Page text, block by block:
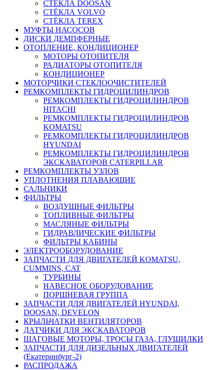
СТЁКЛА DOOSAN
СТЁКЛА VOLVO
СТЁКЛА TEREX
МУФТЫ НАСОСОВ
ДИСКИ ДЕМПФЕРНЫЕ
ОТОПЛЕНИЕ, КОНДИЦИОНЕР
МОТОРЫ ОТОПИТЕЛЯ
РАДИАТОРЫ ОТОПИТЕЛЯ
КОНДИЦИОНЕР
МОТОРЧИКИ СТЕКЛООЧИСТИТЕЛЕЙ
РЕМКОМПЛЕКТЫ ГИДРОЦИЛИНДРОВ
РЕМКОМПЛЕКТЫ ГИДРОЦИЛИНДРОВ
HITACHI
РЕМКОМПЛЕКТЫ ГИДРОЦИЛИНДРОВ
KOMATSU
РЕМКОМПЛЕКТЫ ГИДРОЦИЛИНДРОВ
HYUNDAI
РЕМКОМПЛЕКТЫ ГИДРОЦИЛИНДРОВ
ЭКСКАВАТОРОВ CATERPILLAR
РЕМКОМПЛЕКТЫ УЗЛОВ
УПЛОТНЕНИЯ ПЛАВАЮЩИЕ
САЛЬНИКИ
ФИЛЬТРЫ
ВОЗДУШНЫЕ ФИЛЬТРЫ
ТОПЛИВНЫЕ ФИЛЬТРЫ
МАСЛЯНЫЕ ФИЛЬТРЫ
ГИДРАВЛИЧЕСКИЕ ФИЛЬТРЫ
ФИЛЬТРЫ КАБИНЫ
ЭЛЕКТРООБОРУДОВАНИЕ
ЗАПЧАСТИ ДЛЯ ДВИГАТЕЛЕЙ KOMATSU,
CUMMINS, CAT
ТУРБИНЫ
НАВЕСНОЕ ОБОРУДОВАНИЕ
ПОРШНЕВАЯ ГРУППА
ЗАПЧАСТИ ДЛЯ ДВИГАТЕЛЕЙ HYUNDAI,
DOOSAN, DEVELON
КРЫЛЬЧАТКИ ВЕНТИЛЯТОРОВ
ДАТЧИКИ ДЛЯ ЭКСКАВАТОРОВ
ШАГОВЫЕ МОТОРЫ, ТРОСЫ ГАЗА, ГЛУШИЛКИ
ЗАПЧАСТИ ДЛЯ ДИЗЕЛЬНЫХ ДВИГАТЕЛЕЙ
(Екатеринбург-2)
РАСПРОДАЖА